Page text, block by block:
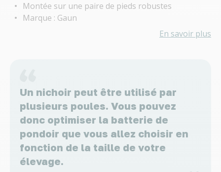
Montée sur une paire de pieds robustes
Marque : Gaun
En savoir plus
Un nichoir peut être utilisé par
plusieurs poules. Vous pouvez
donc optimiser la batterie de
pondoir que vous allez choisir en
fonction de la taille de votre
élevage.